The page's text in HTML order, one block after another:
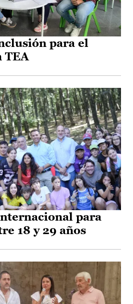
para el
TEA
para
18 y 29 años